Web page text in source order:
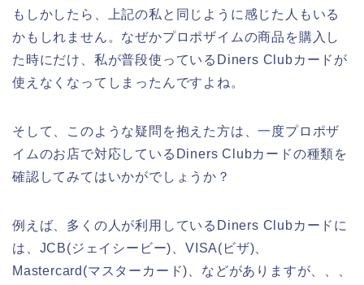
もしかしたら、上記の私と同じように感じた人もいる
かもしれません。なぜかプロポザイムの商品を購入し
た時にだけ、私が普段使っているDiners Clubカードが
使えなくなってしまったんですよね。
そして、このような疑問を抱えた方は、一度プロポザ
イムのお店で対応しているDiners Clubカードの種類を
確認してみてはいかがでしょうか？
例えば、多くの人が利用しているDiners Clubカードに
は、JCB(ジェイシービー)、VISA(ビザ)、
Mastercard(マスターカード)、などがありますが、、、